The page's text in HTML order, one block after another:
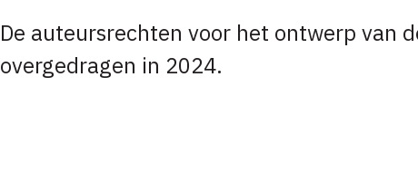
De auteursrechten voor het ontwerp van
overgedragen in 2024.